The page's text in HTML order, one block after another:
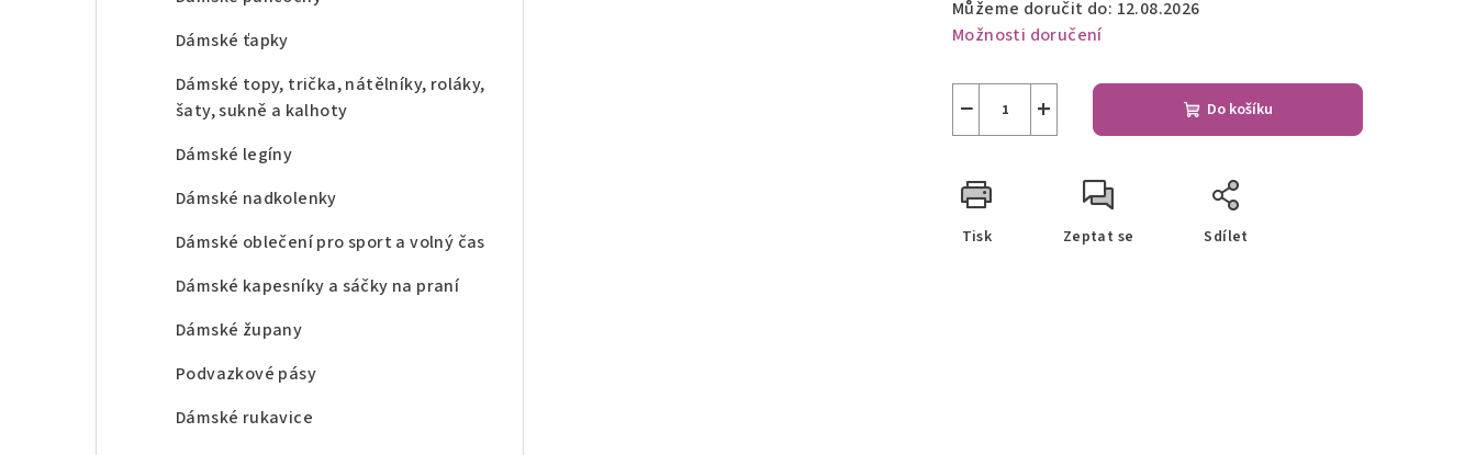
Dámské ťapky
Dámské topy, trička, nátělníky, roláky,
šaty, sukně a kalhoty
Dámské legíny
Dámské nadkolenky
Dámské oblečení pro sport a volný čas
Dámské kapesníky a sáčky na praní
Dámské župany
Podvazkové pásy
Dámské rukavice
Můžeme doručit do: 12.08.2026
Možnosti doručení
+
− Do košíku
Tisk Zeptat se Sdílet